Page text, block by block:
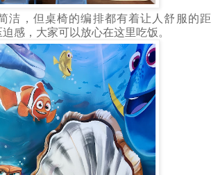
洁，但桌椅的编排都有着让人舒服的距
感，大家可以放心在这里吃饭。